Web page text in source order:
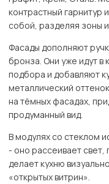
контрастный гарнитур
собой, разделяя зоны
Фасады дополняют
бронза. Они уже идут в
подбора и добавляют
металлический
на тёмных фасадах,
продуманный вид.
В модулях со стеклом
- оно рассеивает
делает кухню
«открытых витрин».